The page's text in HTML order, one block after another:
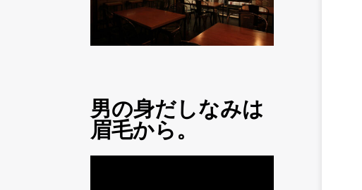
男の身だしなみは
眉毛から。